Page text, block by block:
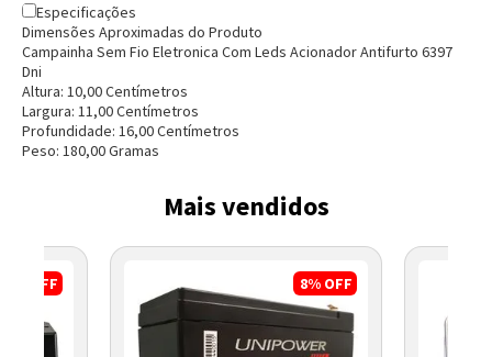
Especificações
Dimensões Aproximadas do Produto
Campainha Sem Fio Eletronica Com Leds Acionador Antifurto 6397
Dni
Altura: 10,00Centímetros
Largura: 11,00Centímetros
Profundidade: 16,00Centímetros
Peso: 180,00Gramas
Mais vendidos
OFF 8% OFF